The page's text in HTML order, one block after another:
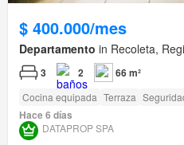
$ 400.000/mes
Departamento in Recoleta,
3 2 66 m²
Cocina equipada Terraza
Hace 6 días
DATAPROP SPA